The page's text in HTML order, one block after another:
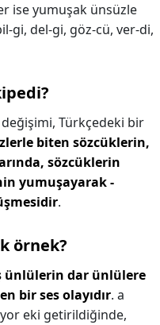
ise yumuşak ünsüzle
gi, del-gi, göz-cü, ver-di,
Türkçedeki bir
biten sözcüklerin,
sözcüklerin
yumuşayarak -
.
örnek?
ünlülerin dar ünlülere
bir ses olayıdır. a
eki getirildiğinde,